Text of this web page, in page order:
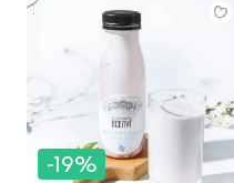
-19%